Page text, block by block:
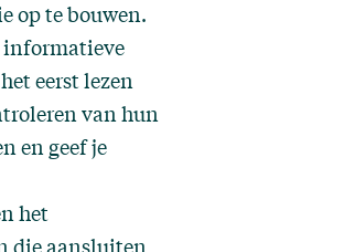
op te bouwen.
informatieve
eerst lezen
van hun
en geef je
het
die aansluiten